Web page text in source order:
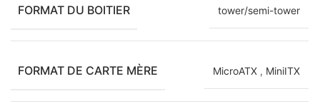
FORMAT DU BOITIER tower/semi-tower
FORMAT DE CARTE MÈRE MicroATX , MiniITX